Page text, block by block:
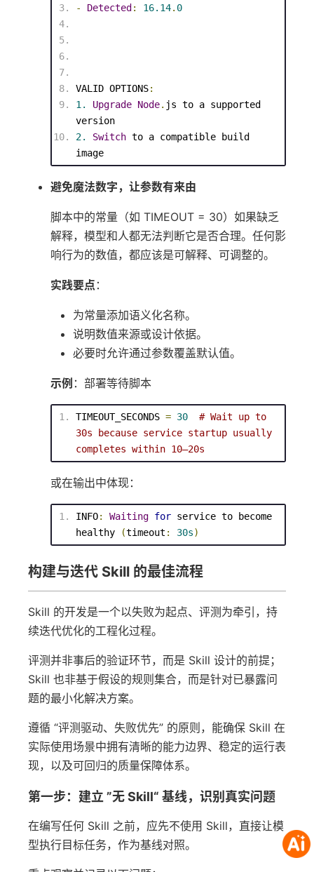
-
Detected : 16.14. 0
VALID OPTIONS:
1.
Upgrade Node. js to a supported
version
2.
Switch to a compatible build
image
避免魔法数字，让参数有来由
脚本中的常量（如 TIMEOUT = 30）如果缺乏
解释，模型和人都无法判断它是否合理。任何影
响行为的数值，都应该是可解释、可调整的。
实践要点 ：
为常量添加语义化名称。
说明数值来源或设计依据。
必要时允许通过参数覆盖默认值。
示例 ：部署等待脚本
TIMEOUT_SECONDS = 30
# Wait up to
30s because service startup usually
completes within 10–20s
或在输出中体现：
INFO: Waiting for service to become
healthy
(timeout : 30s)
构建与迭代 Skill 的最佳流程
Skill 的开发是一个以失败为起点、评测为牵引，持
续迭代优化的工程化过程。
评测并非事后的验证环节，而是 Skill 设计的前提；
Skill 也非基于假设的规则集合，而是针对已暴露问
题的最小化解决方案。
遵循 “评测驱动、失败优先” 的原则，能确保 Skill 在
实际使用场景中拥有清晰的能力边界、稳定的运行表
现，以及可回归的质量保障体系。
第一步：建立 ”无 Skill“ 基线，识别真实问题
在编写任何 Skill 之前，应先不使用 Skill，直接让模
型执行目标任务，作为基线对照。